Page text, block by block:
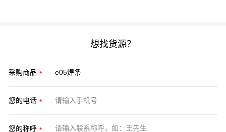
想找货源？
采购商品
您的电话
您的称呼